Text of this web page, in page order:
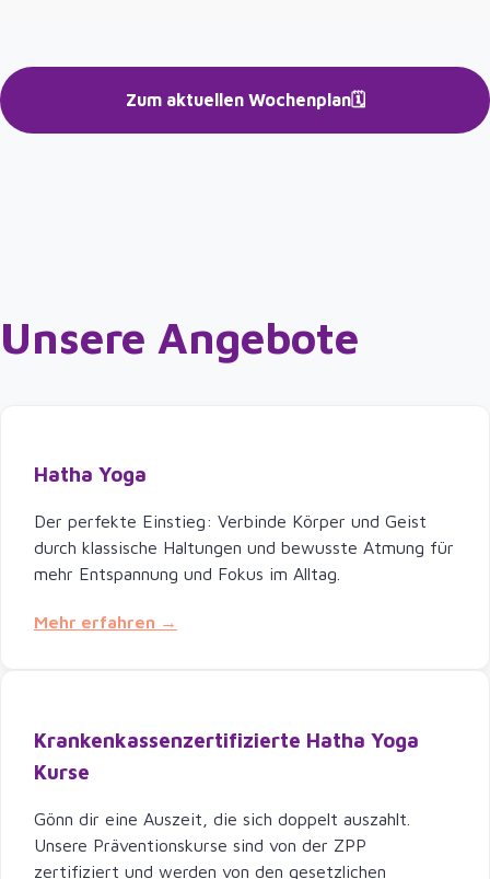
Zum aktuellen Wochenplan🗓️
Unsere Angebote
Hatha Yoga
Der perfekte Einstieg: Verbinde Körper und Geist
durch klassische Haltungen und bewusste Atmung für
mehr Entspannung und Fokus im Alltag.
Mehr erfahren →
Krankenkassenzertifizierte Hatha Yoga
Kurse
Gönn dir eine Auszeit, die sich doppelt auszahlt.
Unsere Präventionskurse sind von der ZPP
zertifiziert und werden von den gesetzlichen